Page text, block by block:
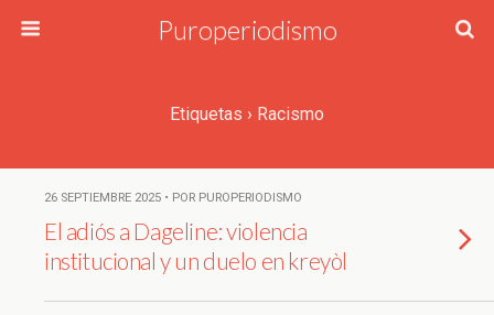
Puroperiodismo
Etiquetas › Racismo
26 SEPTIEMBRE 2025 • POR PUROPERIODISMO
El adiós a Dageline: violencia
institucional y un duelo en kreyòl